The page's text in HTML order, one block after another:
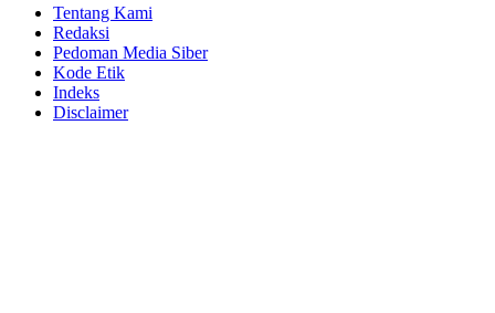
Tentang Kami
Redaksi
Pedoman Media Siber
Kode Etik
Indeks
Disclaimer